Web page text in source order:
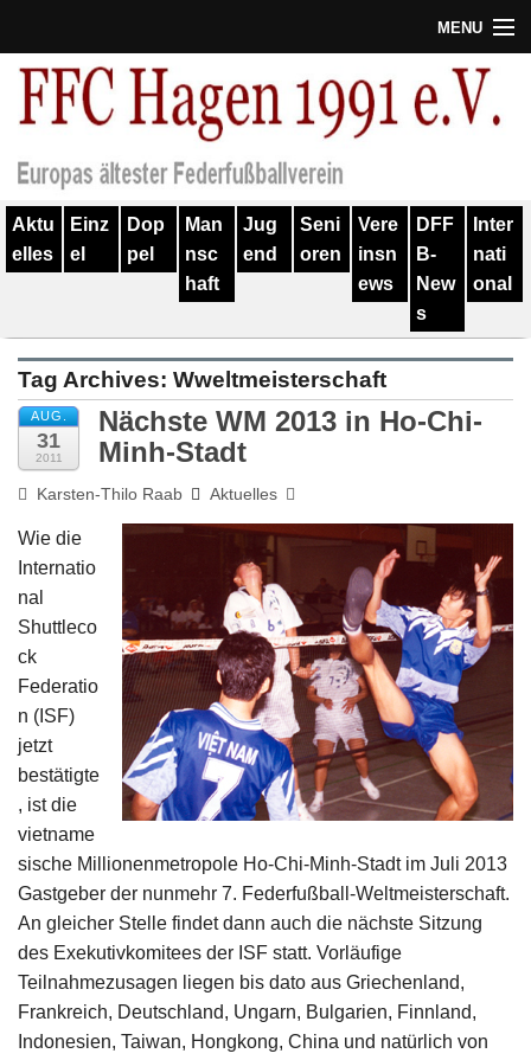
MENU
Termine
Verein
Geschichte
Training
Spieler
Kontakt
Links
Impressum
Aktu
elles
Einz
el
Dop
pel
Man
nsc
haft
Jug
end
Seni
oren
Vere
insn
ews
DFF
B-
New
s
Inter
nati
onal
Tag Archives: Wweltmeisterschaft
AUG.
31
2011
Nächste WM 2013 in Ho-Chi-
Minh-Stadt
Karsten-Thilo Raab Aktuelles
Wie die
Internatio
nal
Shuttleco
ck
Federatio
n (ISF)
jetzt
bestätigte
, ist die
vietname
sische Millionenmetropole Ho-Chi-Minh-Stadt im Juli 2013
Gastgeber der nunmehr 7. Federfußball-Weltmeisterschaft.
An gleicher Stelle findet dann auch die nächste Sitzung
des Exekutivkomitees der ISF statt. Vorläufige
Teilnahmezusagen liegen bis dato aus Griechenland,
Frankreich, Deutschland, Ungarn, Bulgarien, Finnland,
Indonesien, Taiwan, Hongkong, China und natürlich von